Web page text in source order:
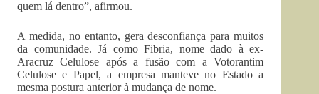
quem lá dentro”, afirmou.
A medida, no entanto, gera desconfiança para muitos
da comunidade. Já como Fibria, nome dado à ex-
Aracruz Celulose após a fusão com a Votorantim
Celulose e Papel, a empresa manteve no Estado a
mesma postura anterior à mudança de nome.